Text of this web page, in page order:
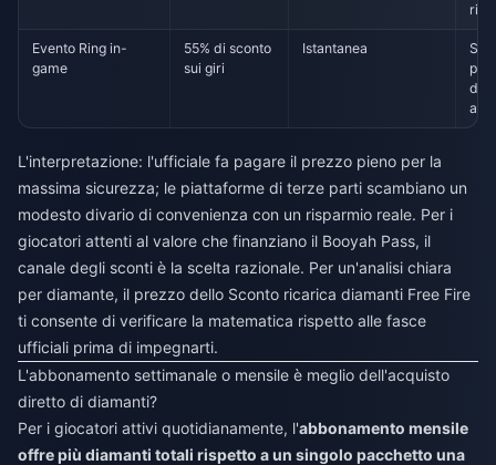
Evento Ring in-
game
55% di sconto
sui giri
Istantanea
per
ario
L'interpretazione: l'ufficiale fa pagare il prezzo pieno per la
massima sicurezza; le piattaforme di terze parti scambiano un
modesto divario di convenienza con un risparmio reale. Per i
giocatori attenti al valore che finanziano il Booyah Pass, il
canale degli sconti è la scelta razionale. Per un'analisi chiara
per diamante, il prezzo dello Sconto ricarica diamanti Free Fire
ti consente di verificare la matematica rispetto alle fasce
ufficiali prima di impegnarti.
L'abbonamento settimanale o mensile è meglio dell'acquisto
diretto di diamanti?
Per i giocatori attivi quotidianamente, l'abbonamento mensile
offre più diamanti totali rispetto a un singolo pacchetto una